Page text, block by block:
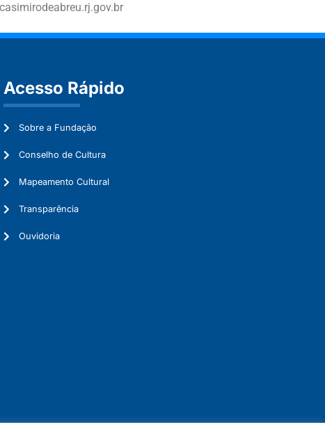
Acesso Rápido
Sobre a Fundação
Conselho de Cultura
Mapeamento Cultural
Transparência
Ouvidoria